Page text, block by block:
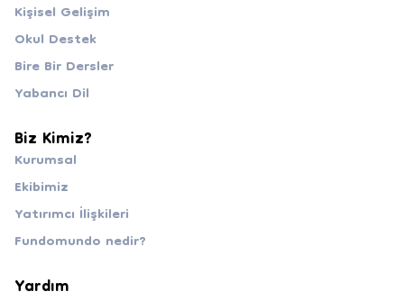
Kişisel Gelişim
Okul Destek
Bire Bir Dersler
Yabancı Dil
Biz Kimiz?
Kurumsal
Ekibimiz
Yatırımcı İlişkileri
Fundomundo nedir?
Yardım